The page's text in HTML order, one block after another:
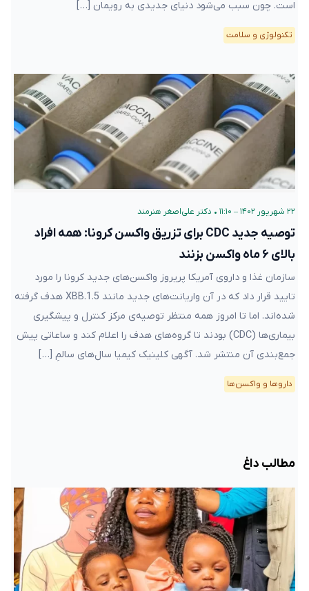
است. چون سبب می‌شود دنیای جدیدی به رویمان […]
تکنولوژی و سلامت
۲۲ شهریور ۱۴۰۲ – ۱۱:۱۰ • دکتر علی‌اصغر هنرمند
توصیه جدید CDC برای تزریق واکسن کرونا: همه افراد
بالای ۶ ماه واکسن بزنند
سازمان غذا و داروی آمریکا پریروز واکسن‌های جدید کرونا را مورد
تایید قرار داد که در آن واریانت‌های جدید مانند XBB.1.5 هدف گرفته
شده‌اند. اما تا امروز همه منتظر توصیه‌ی مرکز کنترل و پیشگیری
بیماری‌ها (CDC) بودند تا گروه‌های هدف را اعلام کند و ساعاتی پیش
جمع‌بندی آن منتشر شد. آگهی کلینیک کیمیا سال‌های سالمِ […]
دارو‌ها و واکسن‌ها
مطالب داغ